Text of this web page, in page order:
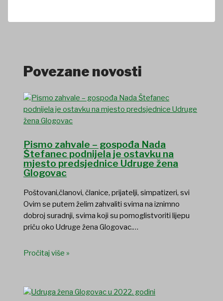
Povezane novosti
Pismo zahvale – gospođa Nada
Štefanec podnijela je ostavku na
mjesto predsjednice Udruge žena
Glogovac
Poštovani,članovi, članice, prijatelji, simpatizeri, svi
Ovim se putem želim zahvaliti svima na iznimno
dobroj suradnji, svima koji su pomoglistvoriti lijepu
priču oko Udruge žena Glogovac.…
Pročitaj više »